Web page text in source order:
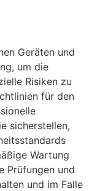
Geräten und
um die
Risiken zu
für den
sicherstellen,
Wartung
Prüfungen und
und im Falle